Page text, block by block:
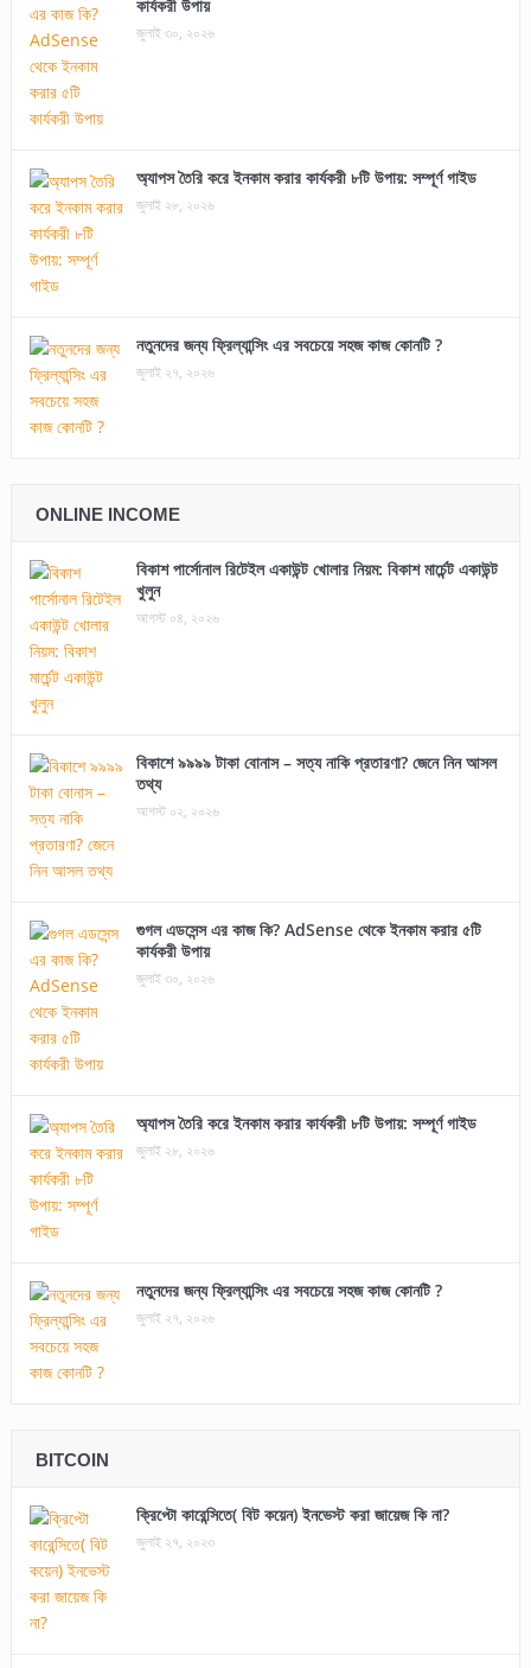
কার্যকরী উপায়
জুলাই ৩০, ২০২৬
অ্যাপস তৈরি করে ইনকাম করার কার্যকরী ৮টি উপায়: সম্পূর্ণ গাইড
জুলাই ২৮, ২০২৬
নতুনদের জন্য ফ্রিল্যান্সিং এর সবচেয়ে সহজ কাজ কোনটি ?
জুলাই ২৭, ২০২৬
ONLINE INCOME
বিকাশ পার্সোনাল রিটেইল একাউন্ট খোলার নিয়ম: বিকাশ মার্চেন্ট একাউন্ট
খুলুন
আগস্ট ০৪, ২০২৬
বিকাশে ৯৯৯৯ টাকা বোনাস – সত্য নাকি প্রতারণা? জেনে নিন আসল
তথ্য
আগস্ট ০২, ২০২৬
গুগল এডসেন্স এর কাজ কি? AdSense থেকে ইনকাম করার ৫টি
কার্যকরী উপায়
জুলাই ৩০, ২০২৬
অ্যাপস তৈরি করে ইনকাম করার কার্যকরী ৮টি উপায়: সম্পূর্ণ গাইড
জুলাই ২৮, ২০২৬
নতুনদের জন্য ফ্রিল্যান্সিং এর সবচেয়ে সহজ কাজ কোনটি ?
জুলাই ২৭, ২০২৬
BITCOIN
ক্রিপ্টো কারেন্সিতে( বিট কয়েন) ইনভেস্ট করা জায়েজ কি না?
জুলাই ২৭, ২০২৩